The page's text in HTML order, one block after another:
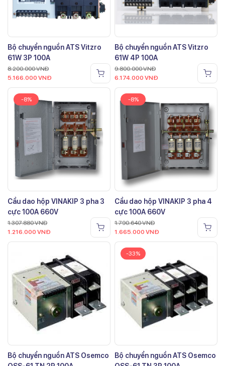
Bộ chuyển nguồn ATS Vitzro
61W 3P 100A
8.200.000VNĐ
5.166.000 VNĐ
Bộ chuyển nguồn ATS Vitzro
61W 4P 100A
9.800.000VNĐ
6.174.000 VNĐ
-8%
Cầu dao hộp VINAKIP 3 pha 3
cực 100A 660V
1.307.880VNĐ
1.216.000 VNĐ
-8%
Cầu dao hộp VINAKIP 3 pha 4
cực 100A 660V
1.790.640VNĐ
1.665.000 VNĐ
Bộ chuyển nguồn ATS Osemco
-33%
Bộ chuyển nguồn ATS Osemco